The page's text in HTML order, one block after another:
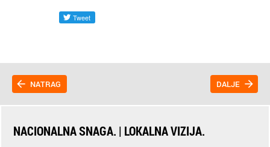
NATRAG DALJE
NACIONALNA SNAGA. | LOKALNA VIZIJA.